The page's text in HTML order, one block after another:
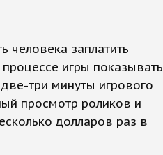
человека заплатить
игры показывать
три минуты игрового
просмотр роликов и
долларов раз в